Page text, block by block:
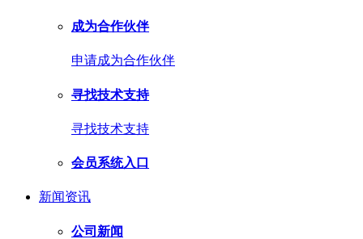
成为合作伙伴
申请成为合作伙伴
寻找技术支持
寻找技术支持
会员系统入口
新闻资讯
公司新闻